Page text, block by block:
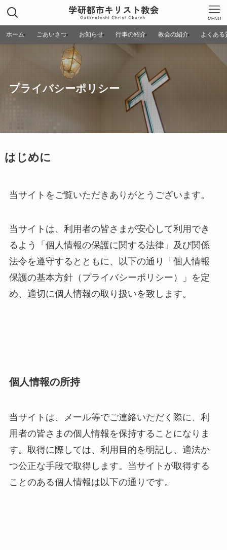
MENU
ホーム ごあいさつ お知らせ 行事の紹介 教会の紹介 よくある
プライバシーポリシー
はじめに
当サイトをご覧いただきありがとうございます。
当サイトは、利用者の皆さまが安心して利用でき
るよう「個人情報の保護に関する法律」及び関係
法令を遵守するとともに、以下の通り「個人情報
保護の基本方針（プライバシーポリシー）」を定
め、適切に個人情報の取り扱いを致します。
個人情報の所持
当サイトは、メール等でご連絡いただく際に、利
用者の皆さまの個人情報を保持することになりま
す。取得に際しては、利用目的を明記し、適法か
つ公正な手段で取得します。当サイトが取得する
ことのある個人情報は以下の通りです。